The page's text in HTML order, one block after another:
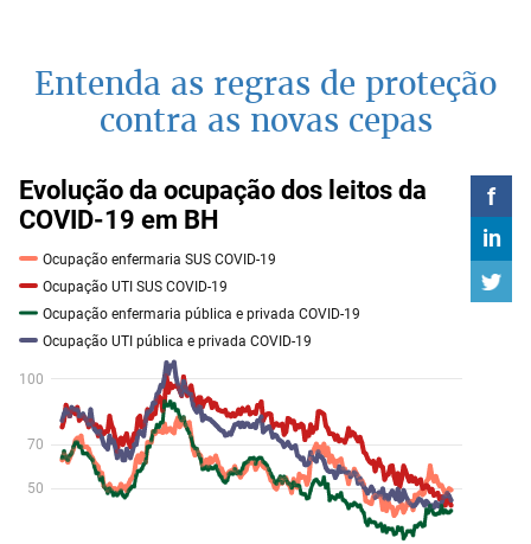
Entenda as regras de proteção
contra as novas cepas